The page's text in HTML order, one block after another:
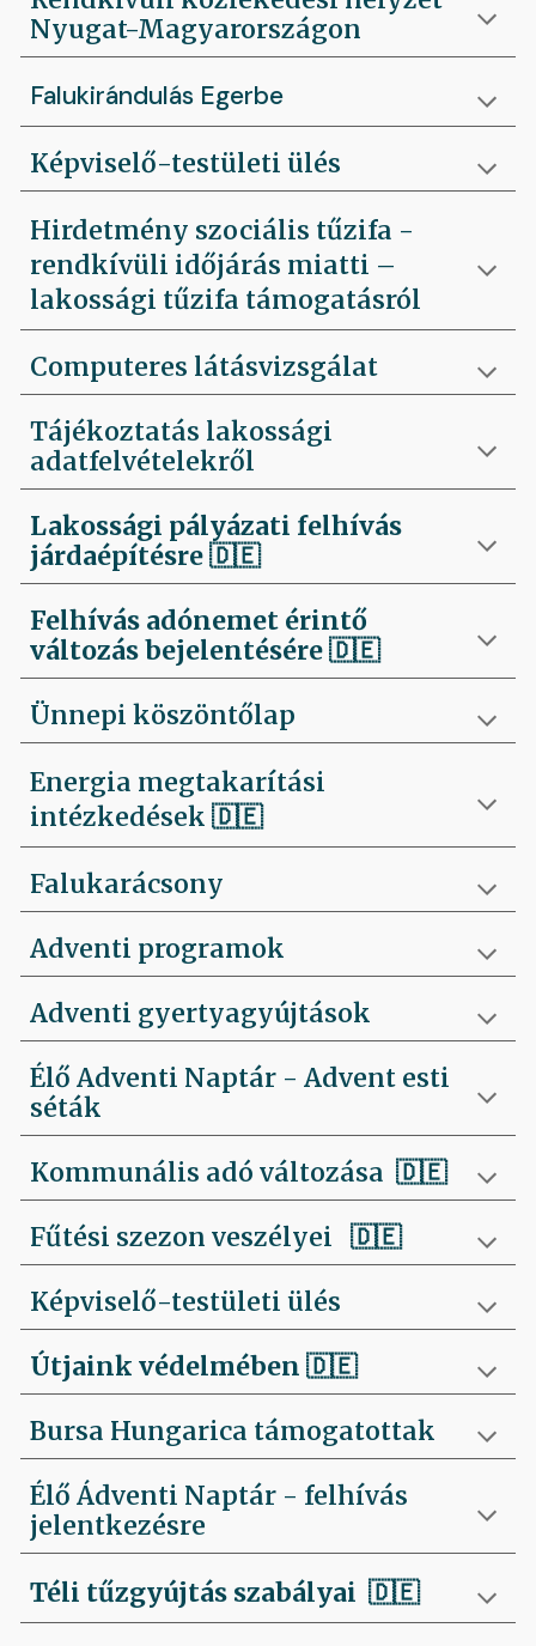
Nyugat-Magyarországon
Falukirándulás Egerbe
Képviselő-testületi ülés
Hirdetmény szociális tűzifa -
rendkívüli időjárás miatti –
lakossági tűzifa támogatásról
Computeres látásvizsgálat
Tájékoztatás lakossági
adatfelvételekről
Lakossági pályázati felhívás
járdaépítésre🇩🇪
Felhívás adónemet érintő
változás bejelentésére 🇩🇪
Ünnepi köszöntőlap
Energia megtakarítási
intézkedések 🇩🇪
Falukarácsony
Adventi programok
Adventi gyertyagyújtások
Élő Adventi Naptár - Advent esti
séták
Kommunális adó változása 🇩🇪
Fűtési szezon veszélyei 🇩🇪
Képviselő-testületi ülés
Útjaink védelmében🇩🇪
Bursa Hungarica támogatottak
Élő Ádventi Naptár - felhívás
jelentkezésre
Téli tűzgyújtás szabályai 🇩🇪